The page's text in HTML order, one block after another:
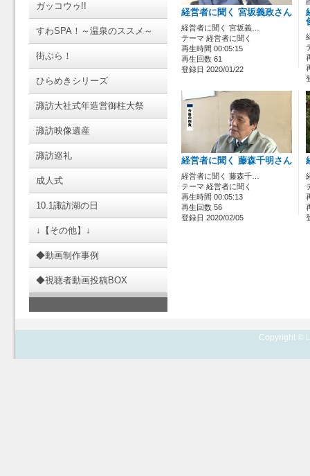
ガッコウゥ!!
すわSPA！～温泉のススメ～
街ぶら！
ひらめきシリーズ
諏訪大社式年造営御柱大祭
諏訪映像遺産
諏訪巡礼
成人式
10.1諏訪湖の日
↓【その他】↓
◆動画制作事例
◆視聴者動画投稿BOX
経営者に聞く 宮坂義政さん
経営者に聞く 宮坂義…
テーマ 経営者に聞く
再生時間 00:05:15
再生回数 61
登録日 2020/01/22
経営者に聞く 藤森千明さん
経営者に聞く 藤森千…
テーマ 経営者に聞く
再生時間 00:05:13
再生回数 56
登録日 2020/02/05
Copyright ©